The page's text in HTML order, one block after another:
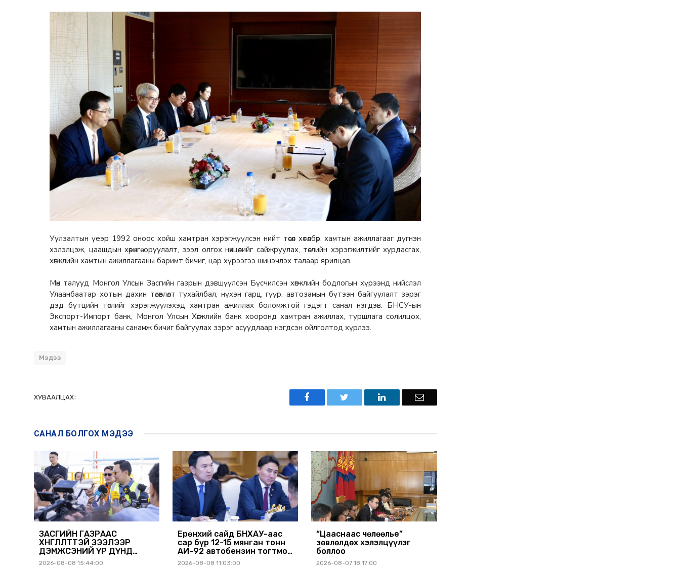
Уулзалтын үеэр 1992 оноос хойш хамтран хэрэгжүүлсэн нийт төсөл хөтөлбөр, хамтын ажиллагааг дүгнэн
хэлэлцэж, цаашдын хөрөнгө оруулалт, зээл олгох нөхцөлийг сайжруулах, төслийн хэрэгжилтийг хурдасгах,
хөгжлийн хамтын ажиллагааны баримт бичиг, цар хүрээгээ шинэчлэх талаар ярилцав.
Мөн талууд Монгол Улсын Засгийн газрын дэвшүүлсэн Бүсчилсэн хөгжлийн бодлогын хүрээнд нийслэл
Улаанбаатар хотын дахин төлөвлөлт тухайлбал, нүхэн гарц, гүүр, автозамын бүтээн байгуулалт зэрэг
дэд бүтцийн төслийг хэрэгжүүлэхэд хамтран ажиллах боломжтой гэдэгт санал нэгдэв. БНСУ-ын
Экспорт-Импорт банк, Монгол Улсын Хөгжлийн банк хооронд хамтран ажиллах, туршлага солилцох,
хамтын ажиллагааны санамж бичиг байгуулах зэрэг асуудлаар нэгдсэн ойлголтод хүрлээ.
Мэдээ
ХУВААЛЦАХ:
САНАЛ БОЛГОХ МЭДЭЭ
ЗАСГИЙН ГАЗРААС
ХӨНГӨЛӨЛТТЭЙ ЗЭЭЛЭЭР
ДЭМЖСЭНИЙ ҮР ДҮНД
ШАТАХУУН ХАДГАЛАХ
2026-08-08 15:44:00
Ерөнхий сайд БНХАУ-аас
сар бүр 12-15 мянган тонн
АИ-92 автобензин тогтмол
нийлүүлэх хүсэлт тавилаа
2026-08-08 11:03:00
“Цааснаас чөлөөлье”
зөвлөлдөх хэлэлцүүлэг
боллоо
2026-08-07 18:17:00